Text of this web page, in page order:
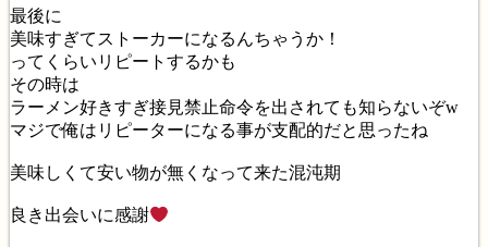
最後に
美味すぎてストーカーになるんちゃうか！
ってくらいリピートするかも
その時は
ラーメン好きすぎ接見禁止命令を出されても知らないぞw
マジで俺はリピーターになる事が支配的だと思ったね
美味しくて安い物が無くなって来た混沌期
良き出会いに感謝